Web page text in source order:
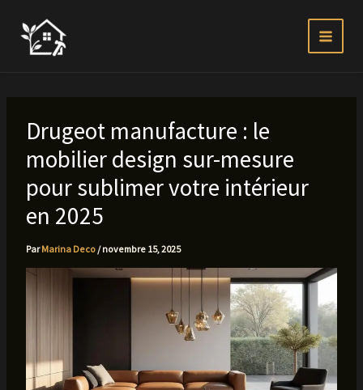
contenu
Drugeot manufacture : le
mobilier design sur-mesure
pour sublimer votre intérieur
en 2025
ParMarina Deco /novembre 15, 2025